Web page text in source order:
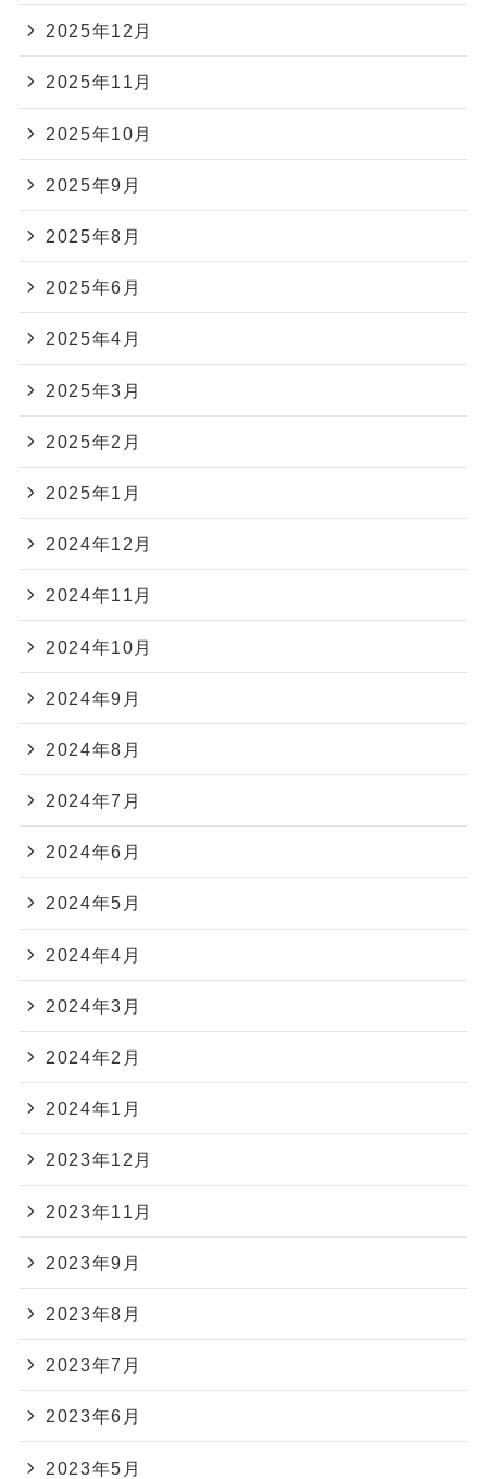
2025年12月
2025年11月
2025年10月
2025年9月
2025年8月
2025年6月
2025年4月
2025年3月
2025年2月
2025年1月
2024年12月
2024年11月
2024年10月
2024年9月
2024年8月
2024年7月
2024年6月
2024年5月
2024年4月
2024年3月
2024年2月
2024年1月
2023年12月
2023年11月
2023年9月
2023年8月
2023年7月
2023年6月
2023年5月